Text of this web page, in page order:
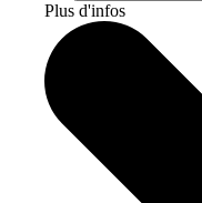
Plus d'infos